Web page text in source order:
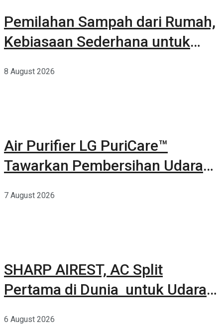
Pemilahan Sampah dari Rumah,
Kebiasaan Sederhana untuk
8 August 2026
Air Purifier LG PuriCare™
Tawarkan Pembersihan Udara
7 August 2026
SHARP AIREST, AC Split
Pertama di Dunia untuk Udara
6 August 2026